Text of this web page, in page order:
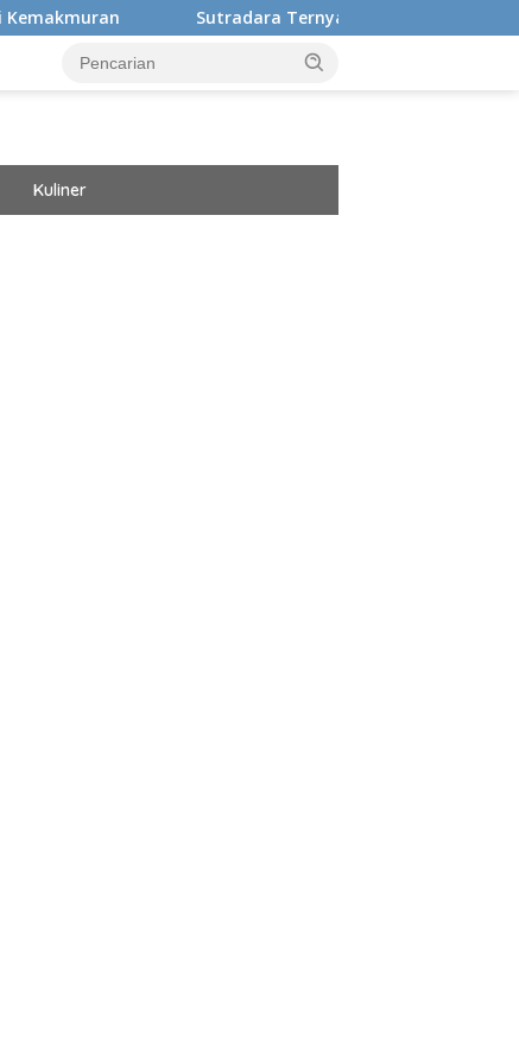
Sutradara Ternyata Ini Cinta Beberkan Pengalaman
Kuliner